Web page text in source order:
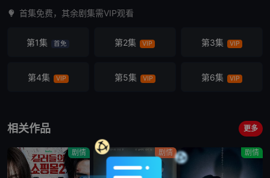
首集免费，其余剧集需VIP观看
第1集 首免 第2集 VIP 第3集 VIP
第4集 VIP 第5集 VIP 第6集 VIP
相关作品 更多
剧情 剧情 剧情